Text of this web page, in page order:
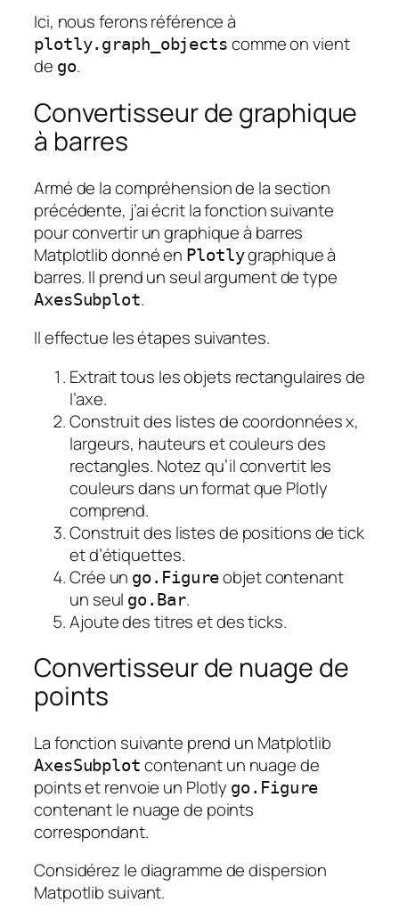
Ici, nous ferons référence à
plotly.graph_objects comme on vient
de go.
Convertisseur de graphique
à barres
Armé de la compréhension de la section
précédente, j’ai écrit la fonction suivante
pour convertir un graphique à barres
Matplotlib donné en Plotlygraphique à
barres. Il prend un seul argument de type
AxesSubplot.
Il effectue les étapes suivantes.
Extrait tous les objets rectangulaires de
l’axe.
Construit des listes de coordonnées x,
largeurs, hauteurs et couleurs des
rectangles. Notez qu’il convertit les
couleurs dans un format que Plotly
comprend.
Construit des listes de positions de tick
et d’étiquettes.
Crée un go.Figureobjet contenant
un seul go.Bar.
Ajoute des titres et des ticks.
Convertisseur de nuage de
points
La fonction suivante prend un Matplotlib
AxesSubplot contenant un nuage de
points et renvoie un Plotly go.Figure
contenant le nuage de points
correspondant.
Considérez le diagramme de dispersion
Matpotlib suivant.